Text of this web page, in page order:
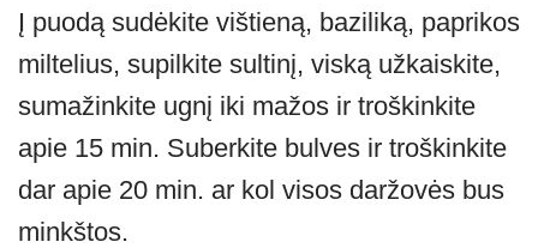
Į puodą sudėkite vištieną, baziliką, paprikos
miltelius, supilkite sultinį, viską užkaiskite,
sumažinkite ugnį iki mažos ir troškinkite
apie 15 min. Suberkite bulves ir troškinkite
dar apie 20 min. ar kol visos daržovės bus
minkštos.